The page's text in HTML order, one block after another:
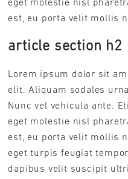
eget molestie nisl
est, eu porta velit mollis
article section h2
Lorem ipsum dolor sit
elit. Aliquam sodales
Nunc vel vehicula ante.
eget molestie nisl
est, eu porta velit mollis
eget turpis feugiat
dapibus velit suscipit